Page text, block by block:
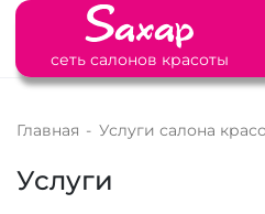
сеть салонов красоты
Главная - Услуги салона
Услуги